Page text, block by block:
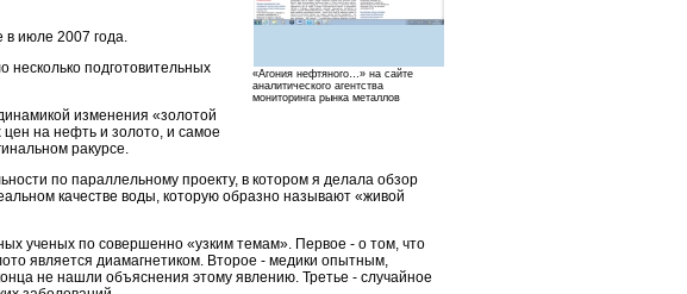
«Агония нефтяного…» на сайте
аналитического агентства
мониторинга рынка металлов
в июле 2007 года.
несколько подготовительных
изменения «золотой
на нефть и золото, и самое
ракурсе.
по параллельному проекту, в котором я делала обзор
качестве воды, которую образно называют «живой
ученых по совершенно «узким темам». Первое - о том, что
является диамагнетиком. Второе - медики опытным,
не нашли объяснения этому явлению. Третье - случайное